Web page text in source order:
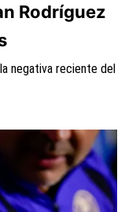
Rodríguez
negativa reciente del